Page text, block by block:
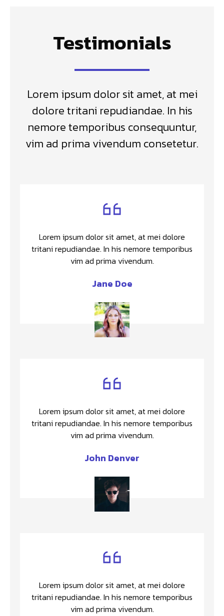
Testimonials
Lorem ipsum dolor sit amet, at mei
dolore tritani repudiandae. In his
nemore temporibus consequuntur,
vim ad prima vivendum consetetur.
Lorem ipsum dolor sit amet, at mei dolore
tritani repudiandae. In his nemore temporibus
vim ad prima vivendum.
Jane Doe
Lorem ipsum dolor sit amet, at mei dolore
tritani repudiandae. In his nemore temporibus
vim ad prima vivendum.
John Denver
Lorem ipsum dolor sit amet, at mei dolore
tritani repudiandae. In his nemore temporibus
vim ad prima vivendum.